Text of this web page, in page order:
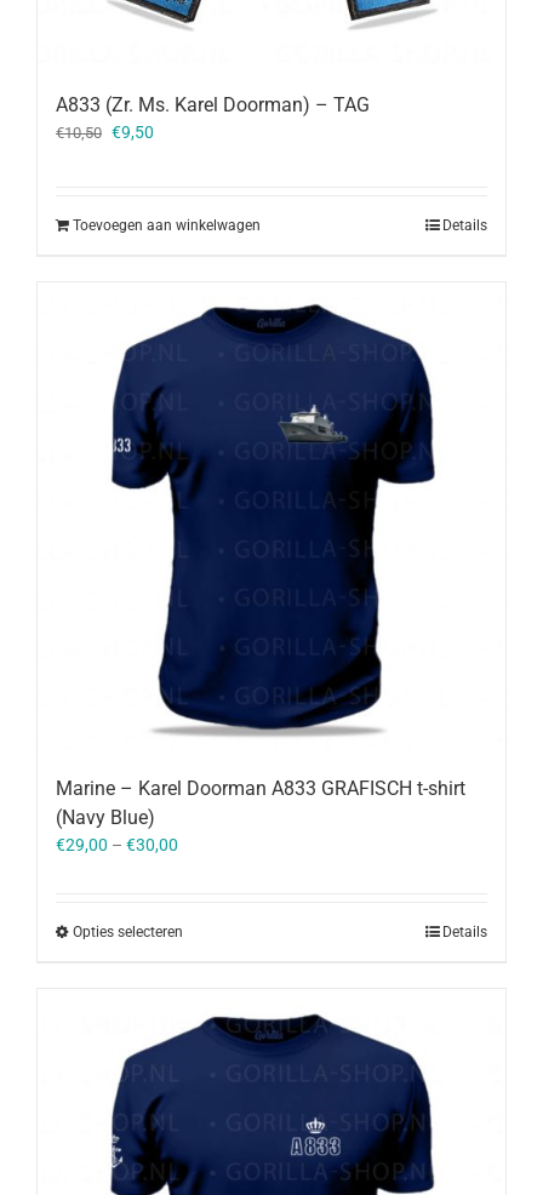
A833 (Zr. Ms. Karel Doorman) – TAG
€10,50 Oorspronkelijke
€9,50
Toevoegen aan winkelwagen Details
Marine – Karel Doorman A833 GRAFISCH t-shirt
(Navy Blue)
€29,00 – €30,00
Opties selecteren Details